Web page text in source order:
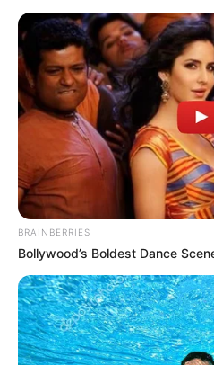
BRAINBERRIES
Bollywood’s Boldest Dance